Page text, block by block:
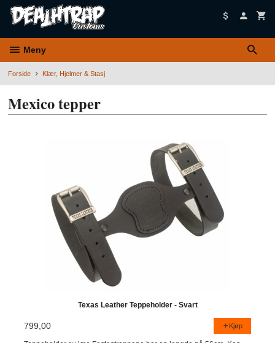
Meny
Forside Klær, Hjelmer & Stasj
Mexico tepper
Texas Leather Teppeholder - Svart
799,00 Kjøp